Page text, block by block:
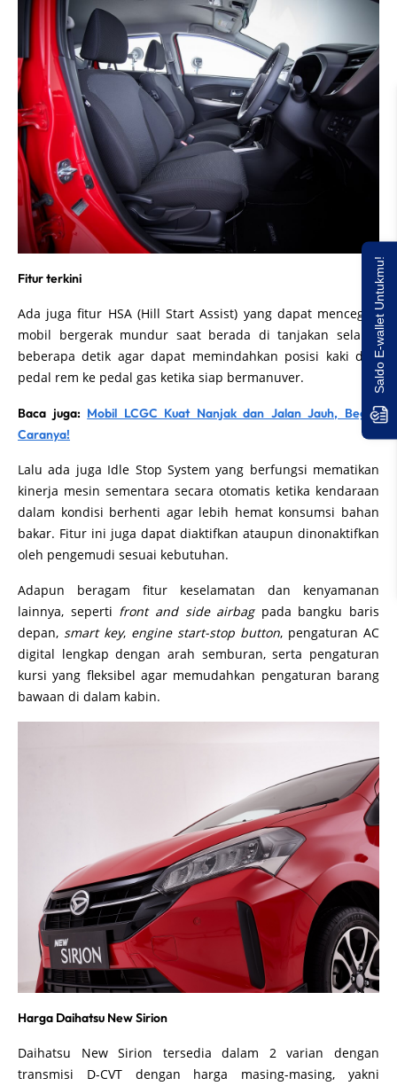
Fitur terkini
Ada juga fitur HSA (Hill Start Assist) yang dapat mencegah
mobil bergerak mundur saat berada di tanjakan selama
beberapa detik agar dapat memindahkan posisi kaki dari
pedal rem ke pedal gas ketika siap bermanuver.
Baca juga: Mobil LCGC Kuat Nanjak dan Jalan Jauh, Begini
Caranya!
Lalu ada juga Idle Stop System yang berfungsi mematikan
kinerja mesin sementara secara otomatis ketika kendaraan
dalam kondisi berhenti agar lebih hemat konsumsi bahan
bakar. Fitur ini juga dapat diaktifkan ataupun dinonaktifkan
oleh pengemudi sesuai kebutuhan.
Adapun beragam fitur keselamatan dan kenyamanan
lainnya, seperti front and side airbagpada bangku baris
depan, smart key, engine start-stop button, pengaturan AC
digital lengkap dengan arah semburan, serta pengaturan
kursi yang fleksibel agar memudahkan pengaturan barang
bawaan di dalam kabin.
Harga Daihatsu New Sirion
Daihatsu New Sirion tersedia dalam 2 varian dengan
transmisi D-CVT dengan harga masing-masing, yakni
Saldo E-wallet Untukmu!